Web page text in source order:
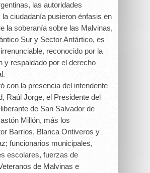
las autoridades
la ciudadanía pusieron énfasis en
la soberanía sobre las Malvinas,
Sur y Sector Antártico, es
reconocido por la
y respaldado por el derecho
con la presencia del intendente
Raúl Jorge, el Presidente del
de San Salvador de
Millón, más los
Barrios, Blanca Ontiveros y
funcionarios municipales,
escolares, fuerzas de
de Malvinas e